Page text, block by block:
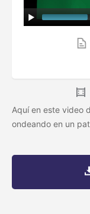
Aquí en este video
ondeando en un